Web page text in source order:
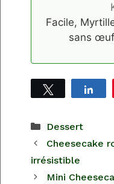
Facile,
sans
Tweetez
Catégories
Dessert
Cheesecake
irrésistible
Mini